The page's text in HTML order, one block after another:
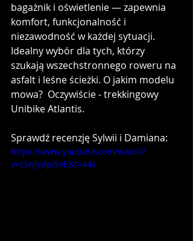
bagażnik i oświetlenie — zapewnia
komfort, funkcjonalność i
niezawodność w każdej sytuacji.
Idealny wybór dla tych, którzy
szukają wszechstronnego roweru na
asfalt i leśne ścieżki. O jakim modelu
mowa?  Oczywiście - trekkingowy
Unibike Atlantis.
Sprawdź recenzję Sylwii i Damiana:
https://www.youtube.com/watch?
v=cSnJvdpiSvE&t=44s